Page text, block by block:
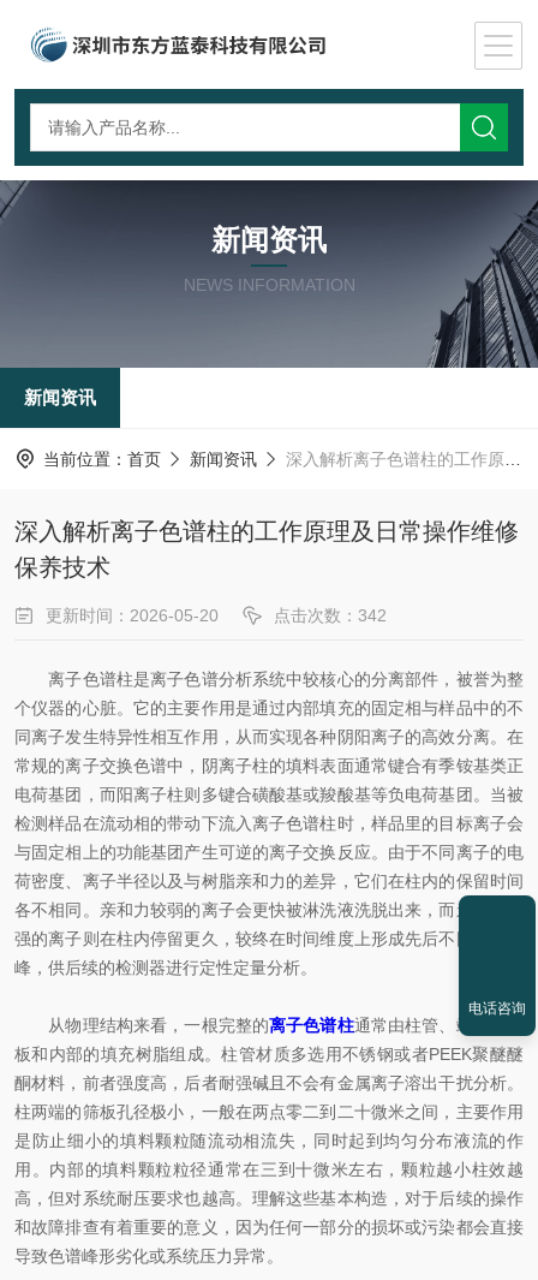
新闻资讯
NEWS INFORMATION
新闻资讯
当前位置： 首页 新闻资讯 深入解析离子色谱柱的工作原理及日常操作维修保养技术
深入解析离子色谱柱的工作原理及日常操作维修
保养技术
更新时间：2026-05-20 点击次数：342
离子色谱柱是离子色谱分析系统中较核心的分离部件，被誉为整
个仪器的心脏。它的主要作用是通过内部填充的固定相与样品中的不
同离子发生特异性相互作用，从而实现各种阴阳离子的高效分离。在
常规的离子交换色谱中，阴离子柱的填料表面通常键合有季铵基类正
电荷基团，而阳离子柱则多键合磺酸基或羧酸基等负电荷基团。当被
检测样品在流动相的带动下流入离子色谱柱时，样品里的目标离子会
与固定相上的功能基团产生可逆的离子交换反应。由于不同离子的电
荷密度、离子半径以及与树脂亲和力的差异，它们在柱内的保留时间
各不相同。亲和力较弱的离子会更快被淋洗液洗脱出来，而亲和力较
强的离子则在柱内停留更久，较终在时间维度上形成先后不同的色谱
峰，供后续的检测器进行定性定量分析。
从物理结构来看，一根完整的离子色谱柱通常由柱管、端塞、筛
板和内部的填充树脂组成。柱管材质多选用不锈钢或者PEEK聚醚醚
酮材料，前者强度高，后者耐强碱且不会有金属离子溶出干扰分析。
柱两端的筛板孔径极小，一般在两点零二到二十微米之间，主要作用
是防止细小的填料颗粒随流动相流失，同时起到均匀分布液流的作
用。内部的填料颗粒粒径通常在三到十微米左右，颗粒越小柱效越
高，但对系统耐压要求也越高。理解这些基本构造，对于后续的操作
和故障排查有着重要的意义，因为任何一部分的损坏或污染都会直接
导致色谱峰形劣化或系统压力异常。
电话咨询